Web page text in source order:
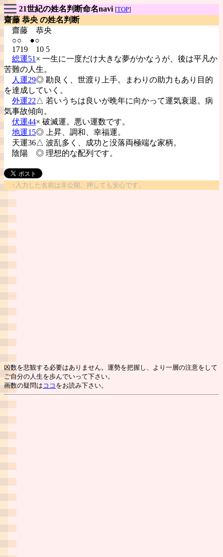
21世紀の姓名判断命名navi [TOP]
齋藤 恭央 の姓名判断
齋藤 恭央
○○ ●○
1719 10 5
総運51 × 一生に一度だけ大きな夢がかなうが、後は平凡か
苦難の人生。
人運29◎ 勘良く、世渡り上手。まわりの助力もあり目的
を達成していく。
外運22△ 若いうちは良いが晩年に向かって運気衰退。病
気事故傾向。
伏運44× 破滅運。悪い運数です。
地運15◎ 上昇、調和、幸福運。
天運36△ 波乱多く、成功と没落両極端な家柄。
陰陽 ◎ 理想的な配列です。
↑入力した名前は非公開。押しても安心です。
凶数を悲観する必要はありません。運勢を把握し、より一層の注意をして
ご自分の人生を歩んでいって下さい。
画数の疑問は ココ をお読み下さい。